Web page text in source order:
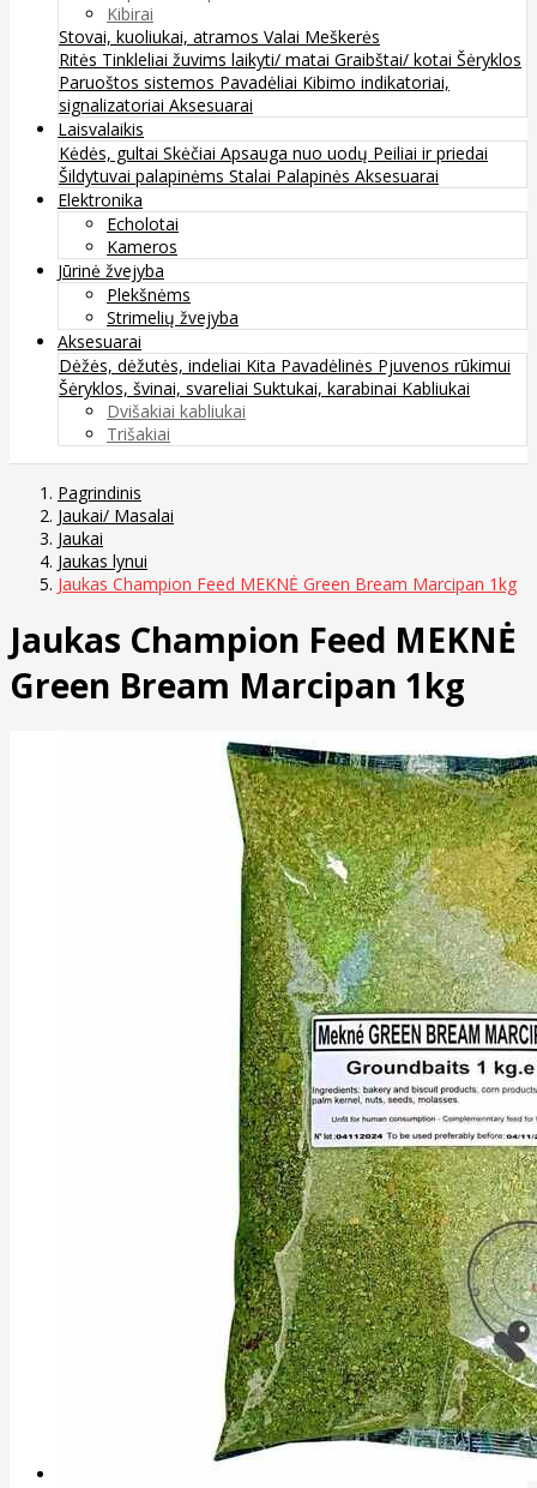
Kibirai
Stovai, kuoliukai, atramos Valai Meškerės
Ritės Tinkleliai žuvims laikyti/ matai Graibštai/ kotai Šėryklos
Paruoštos sistemos Pavadėliai Kibimo indikatoriai,
signalizatoriai Aksesuarai
Laisvalaikis
Kėdės, gultai Skėčiai Apsauga nuo uodų Peiliai ir priedai
Šildytuvai palapinėms Stalai Palapinės Aksesuarai
Elektronika
Echolotai
Kameros
Jūrinė žvejyba
Plekšnėms
Strimelių žvejyba
Aksesuarai
Dėžės, dėžutės, indeliai Kita Pavadėlinės Pjuvenos rūkimui
Šėryklos, švinai, svareliai Suktukai, karabinai Kabliukai
Dvišakiai kabliukai
Trišakiai
Pagrindinis
Jaukai/ Masalai
Jaukai
Jaukas lynui
Jaukas Champion Feed MEKNĖ Green Bream Marcipan 1kg
Jaukas Champion Feed MEKNĖ
Green Bream Marcipan 1kg